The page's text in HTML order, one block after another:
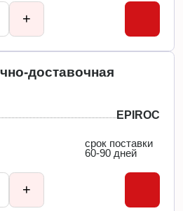
+
доставочная
EPIROC
срок поставки
60-90 дней
+